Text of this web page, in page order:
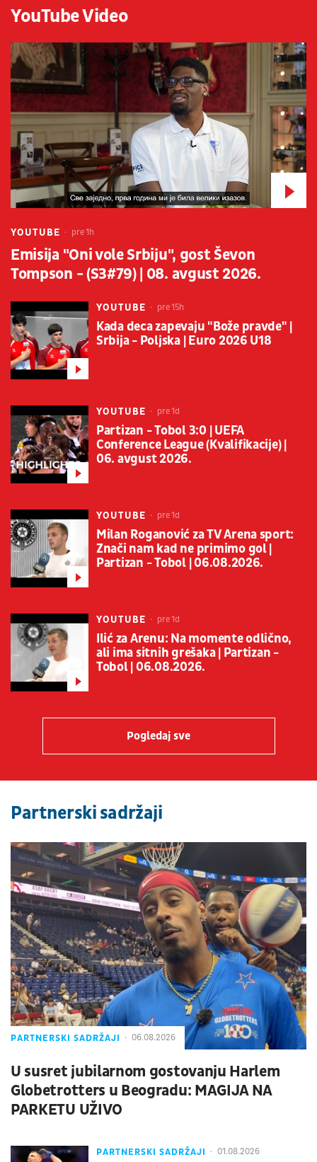
YouTube Video
YOUTUBE pre 1h
Emisija "Oni vole Srbiju", gost Ševon
Tompson - (S3#79) | 08. avgust 2026.
YOUTUBE pre 15h
Kada deca zapevaju "Bože pravde" |
Srbija - Poljska | Euro 2026 U18
YOUTUBE pre 1d
Partizan - Tobol 3:0 | UEFA
Conference League (Kvalifikacije) |
06. avgust 2026.
YOUTUBE pre 1d
Milan Roganović za TV Arena sport:
Znači nam kad ne primimo gol |
Partizan - Tobol | 06.08.2026.
YOUTUBE pre 1d
Ilić za Arenu: Na momente odlično,
ali ima sitnih grešaka | Partizan -
Tobol | 06.08.2026.
Pogledaj sve
Partnerski sadržaji
PARTNERSKI SADRŽAJI 06.08.2026
U susret jubilarnom gostovanju Harlem
Globetrotters u Beogradu: MAGIJA NA
PARKETU UŽIVO
PARTNERSKI SADRŽAJI 01.08.2026